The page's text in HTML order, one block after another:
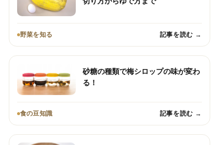
野菜を知る 記事を読む →
砂糖の種類で梅シロップの味が変わ
る！
食の豆知識 記事を読む →